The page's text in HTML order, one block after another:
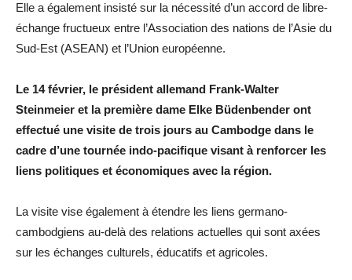
Elle a également insisté sur la nécessité d’un accord de libre-
échange fructueux entre l’Association des nations de l’Asie du
Sud-Est (ASEAN) et l’Union européenne.
Le 14 février, le président allemand Frank-Walter
Steinmeier et la première dame Elke Büdenbender ont
effectué une visite de trois jours au Cambodge dans le
cadre d’une tournée indo-pacifique visant à renforcer les
liens politiques et économiques avec la région.
La visite vise également à étendre les liens germano-
cambodgiens au-delà des relations actuelles qui sont axées
sur les échanges culturels, éducatifs et agricoles.